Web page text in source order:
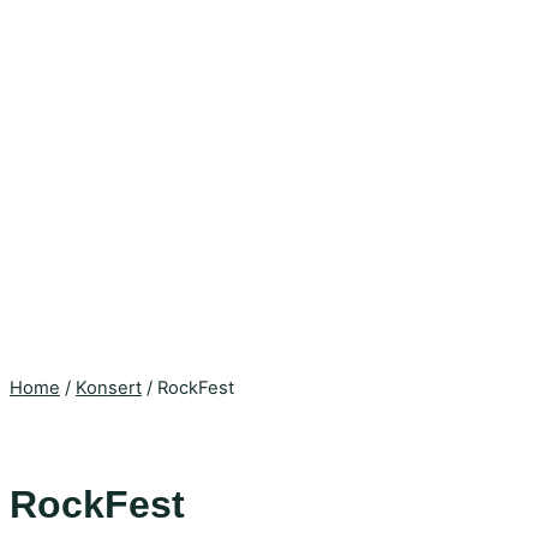
Home / Konsert / RockFest
RockFest